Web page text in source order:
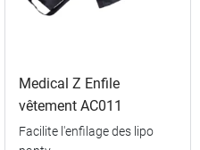
Medical Z Enfile
vêtement AC011
Facilite l'enfilage des lipo